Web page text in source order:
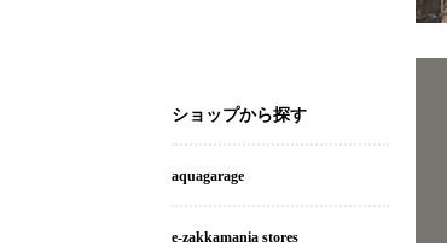
ショップから探す
aquagarage
e-zakkamania stores